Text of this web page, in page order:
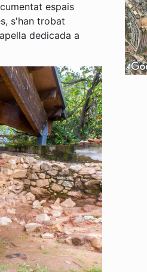
espais
s'han trobat
dedicada a